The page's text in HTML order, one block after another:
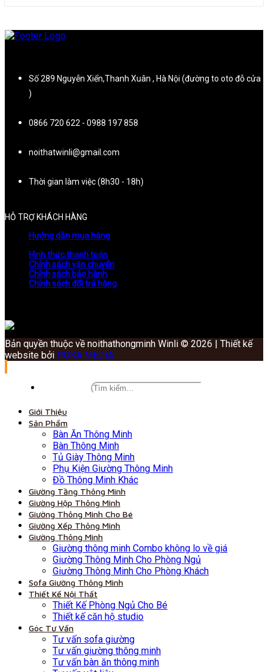
Số 289 Nguyễn Xiển,Thanh Xuân , Hà Nội (đường to oto đỗ cửa
)
0866 720 622 - 0988 197 858
noithatwinli@gmail.com
Thời gian làm việc (8h30 - 18h)
HỖ TRỢ KHÁCH HÀNG
Hướng dẫn mua hàng
Hình thức thanh toán
Chính sách vận chuyển
Chính sách bảo hành
Chính sách đổi trả hàng
Bản quyền thuộc về noithathongminh Winli © 2026 | Thiết kế
website bởi POKA MEDIA
Giới Thiệu
Sản Phẩm
Bàn Ăn Thông Minh
Bàn Thông Minh
Tủ Giày Thông Minh
Phụ Kiện Giường Thông Minh
Đồ Thông Minh Khác
Giường Tầng Thông Minh
Giường Hộp Thông Minh
Giường Thông Minh Cho Bé
Giường Xếp Thông Minh
Giường Thông Minh
Giường thông minh Combo không lo về giá
Giường Thông Minh Cho Phòng Ngủ
Giường Thông Minh Cho Phòng Khách
Sofa Giường Thông Minh
Thiết Kế Nội Thất
Thiết Kế Phòng Ngủ Cho Bé
Thiết kế căn hộ studio
Góc Tư Vấn
Tư vấn sofa giường
Tư vấn giường thông minh
Tư vấn bàn ăn thông minh